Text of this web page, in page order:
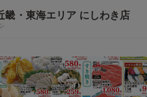
畿・東海エリア にしわき店